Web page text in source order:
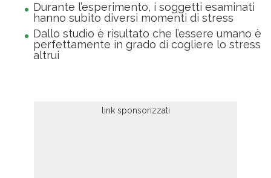
Durante l’esperimento, i soggetti esaminati
hanno subito diversi momenti di stress
Dallo studio è risultato che l’essere umano è
perfettamente in grado di cogliere lo stress
altrui